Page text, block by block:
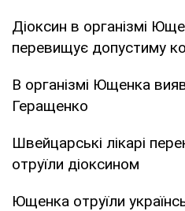
Діоксин в організмі
перевищує допустиму
В організмі Ющенка
Геращенко
Швейцарські лікарі
отруїли діоксином
Ющенка отруїли